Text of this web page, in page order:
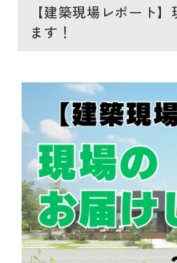
【建築現場レポート
ます！